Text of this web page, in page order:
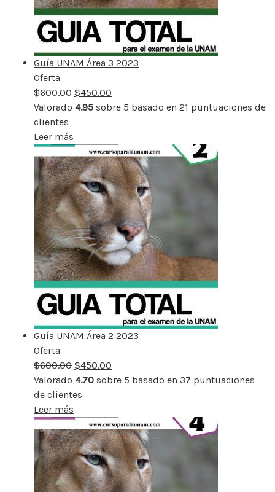
Guía UNAM Área 3 2023
Oferta
rebajado
$600.00 $450.00
Valorado 4.95 sobre 5 basado en 21 puntuaciones de
clientes
Leer más
Guía UNAM Área 2 2023
Oferta
rebajado
$600.00 $450.00
Valorado 4.70 sobre 5 basado en 37 puntuaciones
de clientes
Leer más